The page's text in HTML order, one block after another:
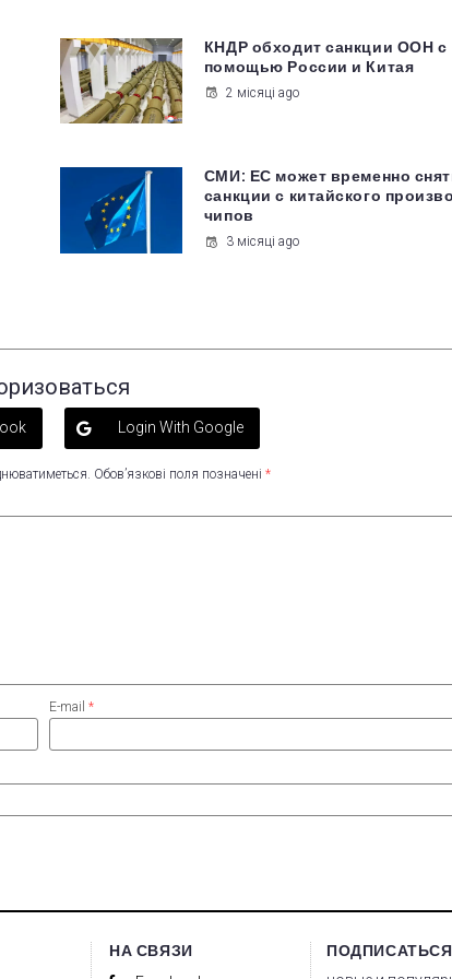
КНДР обходит санкции ООН с
помощью России и Китая
2 місяці ago
СМИ: ЕС может временно
санкции с китайского
чипов
3 місяці ago
Login With Google
Обов’язкові поля позначені *
E-mail *
НА СВЯЗИ